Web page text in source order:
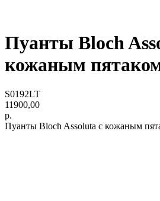
Пуанты Bloch
кожаным
S0192LT
11900,00
р.
Пуанты Bloch Assoluta с кожаным